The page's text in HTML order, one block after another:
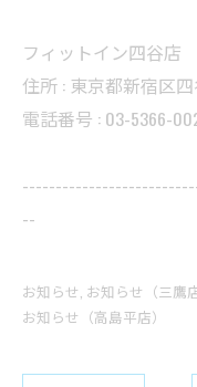
フィットイン四谷店
住所 : 東京都新宿区
電話番号 : 03-5366-
--
お知らせ お知らせ（三鷹店
お知らせ（高島平店）